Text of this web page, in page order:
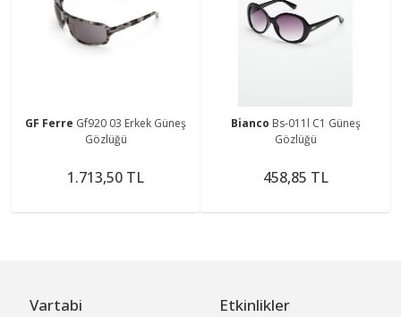
GF Ferre Gf920 03 Erkek Güneş
Gözlüğü
1.713,50 TL
Bianco Bs-011l C1 Güneş
Gözlüğü
458,85 TL
Vartabi Etkinlikler